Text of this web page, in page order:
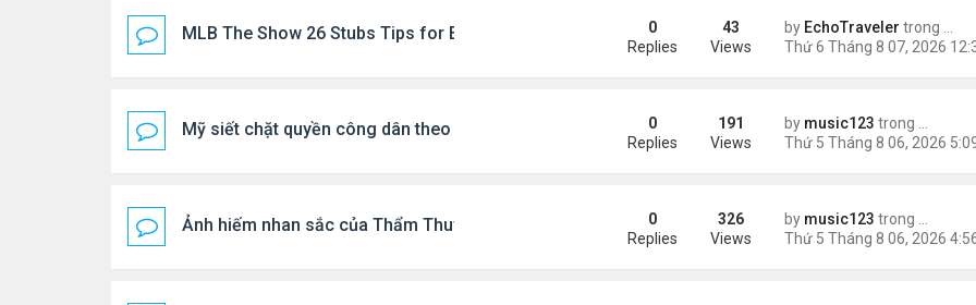
MLB The Show 26 Stubs Tips for Efficient Marketplace Trading Decisions by EchoTraveler trong
Tin
0
Replies
43
Views
Mỹ siết chặt quyền công dân theo nơi sinh, mở rộng chống “du lịch sinh con”by music123 trong
Tin
0
Replies
191
Views
Ảnh hiếm nhan sắc của Thẩm Thuý Hằng by music123 trong
0
Replies
326
Views